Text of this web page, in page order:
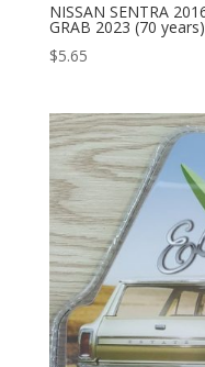
NISSAN SENTRA
GRAB 2023 (70
$5.65